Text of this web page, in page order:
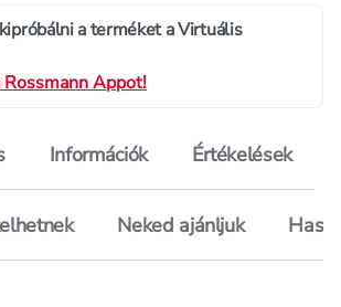
a terméket a Virtuális
Appot!
Információk Értékelések
Neked ajánljuk